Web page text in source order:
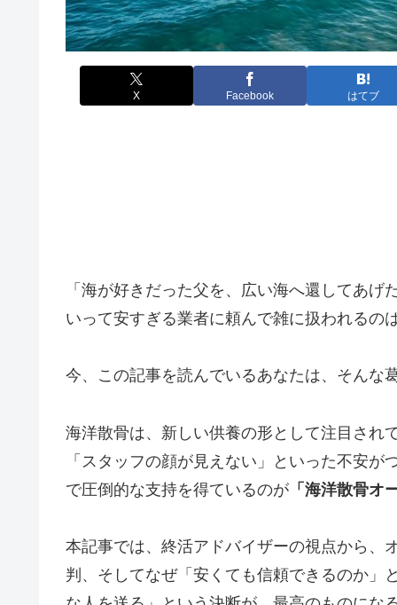
X Facebook はてブ
「海が好きだった父を、広い海へ還してあ
いって安すぎる業者に頼んで雑に扱われる
今、この記事を読んでいるあなたは、そんな
海洋散骨は、新しい供養の形として注目され
「スタッフの顔が見えない」といった不安
で圧倒的な支持を得ているのが 「海洋散骨オ
本記事では、終活アドバイザーの視点から、
判、そしてなぜ「安くても信頼できるのか」